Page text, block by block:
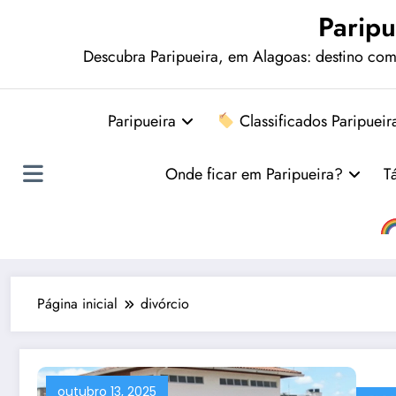
Descubra Paripueira, em Alagoas: destino
Paripueira Classificados
Onde ficar em Paripueira?
Página inicial divórcio
outubro 13, 2025